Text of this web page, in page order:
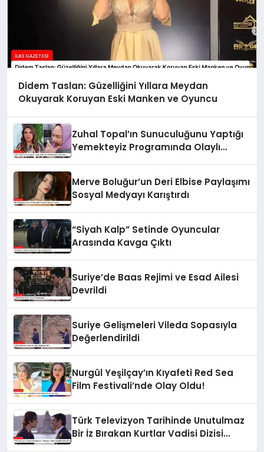
Didem Taslan: Güzelliğini Yıllara Meydan
Okuyarak Koruyan Eski Manken ve Oyuncu
Zuhal Topal’ın Sunuculuğunu Yaptığı
Yemekteyiz Programında Olaylı
Merve Boluğur’un Deri Elbise Paylaşımı
Sosyal Medyayı Karıştırdı
“Siyah Kalp” Setinde Oyuncular
Arasında Kavga Çıktı
Suriye’de Baas Rejimi ve Esad Ailesi
Devrildi
Suriye Gelişmeleri Vileda Sopasıyla
Değerlendirildi
Nurgül Yeşilçay’ın Kıyafeti Red Sea
Film Festivali’nde Olay Oldu!
Türk Televizyon Tarihinde Unutulmaz
Bir İz Bırakan Kurtlar Vadisi Dizisi